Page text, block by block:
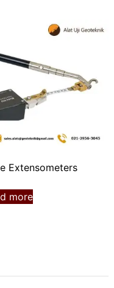
Extensometers
more